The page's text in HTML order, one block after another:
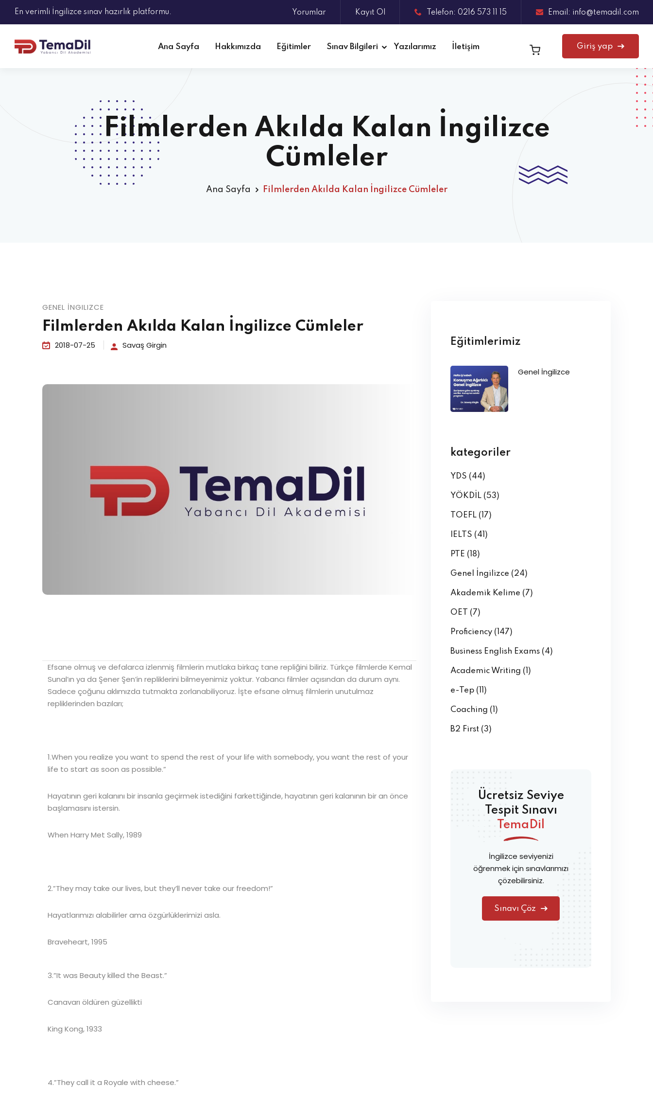
En verimli İngilizce sınav hazırlık platformu. Yorumlar Kayıt Ol Telefon: 0216 573 11 15 Email: info@temadil.com
Ana Sayfa Hakkımızda Eğitimler Sınav Bilgileri Yazılarımız İletişim Giriş yap
Filmlerden Akılda Kalan İngilizce
Cümleler
Ana Sayfa Filmlerden Akılda Kalan İngilizce Cümleler
GENEL İNGILIZCE
Filmlerden Akılda Kalan İngilizce Cümleler
2018-07-25 Savaş Girgin
Efsane olmuş ve defalarca izlenmiş filmlerin mutlaka birkaç tane repliğini biliriz. Türkçe filmlerde Kemal
Sunal’ın ya da Şener Şen’in repliklerini bilmeyenimiz yoktur. Yabancı filmler açısından da durum aynı.
Sadece çoğunu aklımızda tutmakta zorlanabiliyoruz. İşte efsane olmuş filmlerin unutulmaz
repliklerinden bazıları;
1.When you realize you want to spend the rest of your life with somebody, you want the rest of your
life to start as soon as possible.”
Hayatının geri kalanını bir insanla geçirmek istediğini farkettiğinde, hayatının geri kalanının bir an önce
başlamasını istersin.
When Harry Met Sally, 1989
2.”They may take our lives, but they’ll never take our freedom!”
Hayatlarımızı alabilirler ama özgürlüklerimizi asla.
Braveheart, 1995
3.”It was Beauty killed the Beast.”
Canavarı öldüren güzellikti
King Kong, 1933
4.”They call it a Royale with cheese.”
Eğitimlerimiz
Genel İngilizce
kategoriler
YDS (44)
YÖKDİL (53)
TOEFL (17)
IELTS (41)
PTE (18)
Genel İngilizce (24)
Akademik Kelime (7)
OET (7)
Proficiency (147)
Business English Exams (4)
Academic Writing (1)
e-Tep (11)
Coaching (1)
B2 First (3)
Ücretsiz Seviye
Tespit Sınavı
TemaDil
İngilizce seviyenizi
öğrenmek için sınavlarımızı
çözebilirsiniz.
Sınavı Çöz